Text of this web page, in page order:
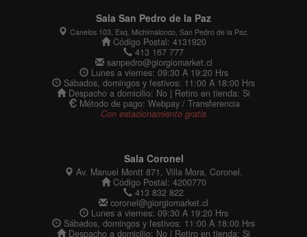
Sala San Pedro de la Paz
Canelos 103, Esq. Michimalonco, San Pedro de la Paz.
Código Postal: 4131920
413 167 777
sanpedro@giorgiomarket.cl
Lunes a viernes: 09:30 A 19:20 Hrs
Sábados, domingos y festivos: 11:00 A 18:00 Hrs
Despacho a domicilio: No | Retiro en tienda: Si
Método de pago: Webpay / Transferencia
Con estacionamiento gratis
Sala Coronel
Av. Manuel Montt 871, Villa Mora, Coronel.
Código Postal: 4200770
413 832 822
coronel@giorgiomarket.cl
Lunes a viernes: 09:30 A 19:20 Hrs
Sábados, domingos y festivos: 11:00 A 18:00 Hrs
Despacho a domicilio: No | Retiro en tienda: Si